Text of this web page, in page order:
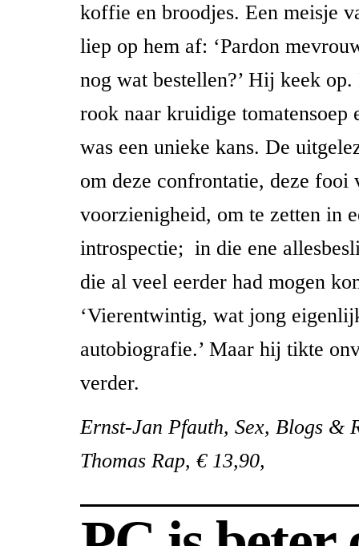
koffie en broodjes. Een meisje
liep op hem af: ‘Pardon
nog wat bestellen?’ Hij keek
rook naar kruidige tomatensoep
was een unieke kans. De
om deze confrontatie, deze fooi
voorzienigheid, om te zetten in
introspectie; in die ene
die al veel eerder had mogen
‘Vierentwintig, wat jong
autobiografie.’ Maar hij tikte
verder.
Ernst-Jan Pfauth, Sex, Blogs &
Thomas Rap, € 13,90,